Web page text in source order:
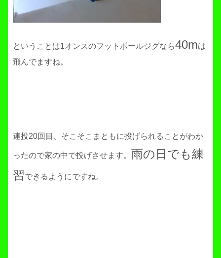
ということは1オンスのフットボールジグなら40mは
飛んでますね。
連投20回目、そこそこまともに投げられることがわか
ったので家の中で投げさせます。 雨の日でも練
習できるようにですね。